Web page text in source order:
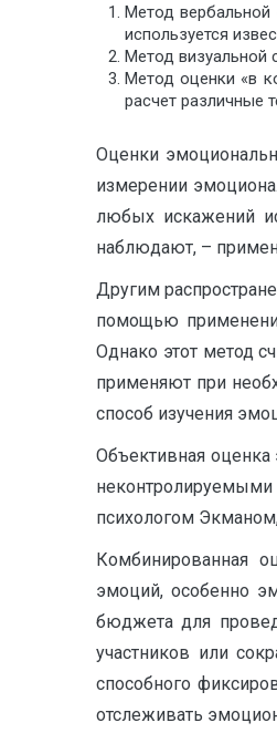
Метод вербальной
используется
Метод визуальной
Метод оценки «в
расчет различные
Оценки
измерении
любых искажений
наблюдают, –
Другим
помощью
Однако этот метод
применяют при
способ изучения
Объективная
психологом
Комбинированная
эмоций, особенно
бюджета для
участников или
способного
отслеживать